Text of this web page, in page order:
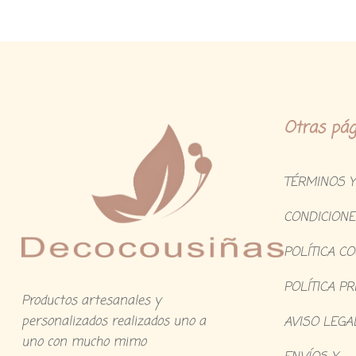
Productos artesanales y
personalizados realizados uno a
uno con mucho mimo
Otras
TÉRMINOS Y
POLÍTICA
POLÍTICA
AVISO